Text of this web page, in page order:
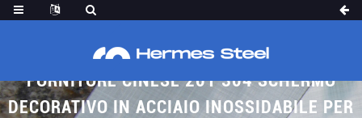
FORNITORE CINESE 201 304 SCHERMO
DECORATIVO IN ACCIAIO INOSSIDABILE PER